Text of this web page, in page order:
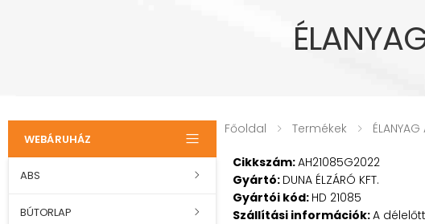
WEBÁRUHÁZ
ABS
BÚTORLAP
Főoldal Termékek
Cikkszám:AH21085G2022
Gyártó: DUNA ÉLZÁRÓ KFT.
Gyártói kód: HD 21085
Szállítási információk:A